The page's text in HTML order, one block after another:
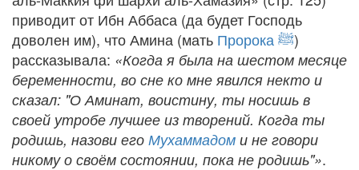
приводит от Ибн Аббаса (да будет Господь
доволен им), что Амина (мать Пророка ﷺ)
рассказывала: «Когда я была на шестом месяце
беременности, во сне ко мне явился некто и
сказал: "О Аминат, воистину, ты носишь в
своей утробе лучшее из творений. Когда ты
родишь, назови его Мухаммадом и не говори
никому о своём состоянии, пока не родишь"».